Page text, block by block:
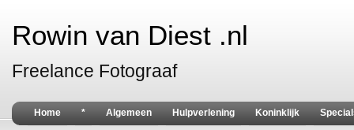
Rowin van Diest .nl
Freelance Fotograaf
Home * Algemeen Hulpverlening Koninklijk